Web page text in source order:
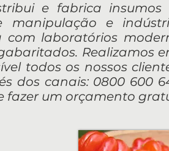
e fabrica insumos
manipulação e
com laboratórios
Realizamos
todos os nossos
dos canais: 0800 600
fazer um orçamento